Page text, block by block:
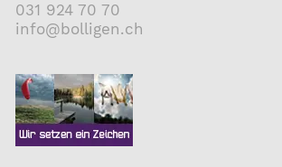
031 924 70 70
nf
b ll g n ch